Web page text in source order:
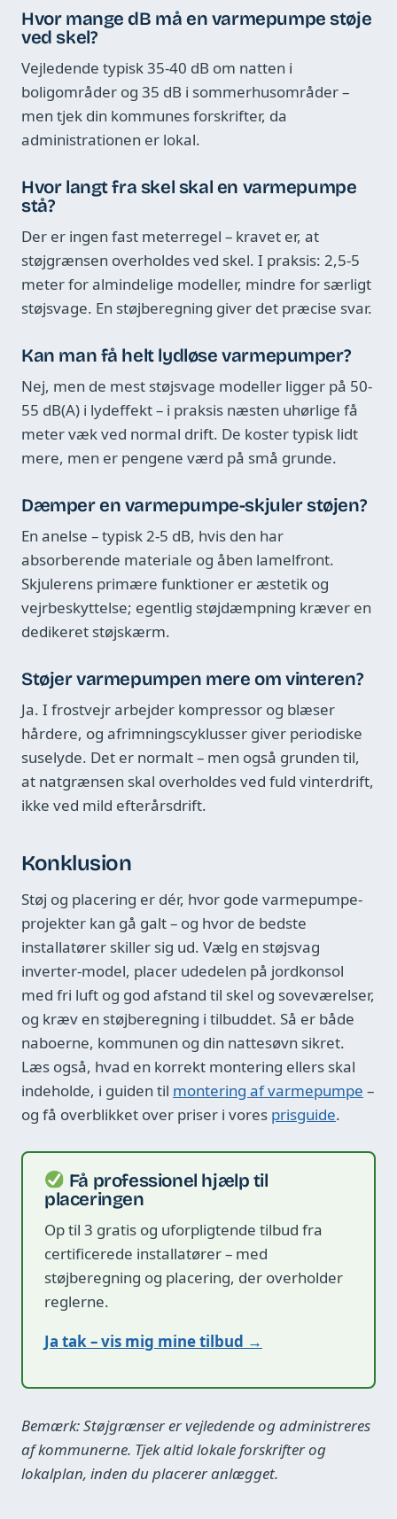
Hvor mange dB må en varmepumpe støje
ved skel?
Vejledende typisk 35-40 dB om natten i
boligområder og 35 dB i sommerhusområder –
men tjek din kommunes forskrifter, da
administrationen er lokal.
Hvor langt fra skel skal en varmepumpe
stå?
Der er ingen fast meterregel – kravet er, at
støjgrænsen overholdes ved skel. I praksis: 2,5-5
meter for almindelige modeller, mindre for særligt
støjsvage. En støjberegning giver det præcise svar.
Kan man få helt lydløse varmepumper?
Nej, men de mest støjsvage modeller ligger på 50-
55 dB(A) i lydeffekt – i praksis næsten uhørlige få
meter væk ved normal drift. De koster typisk lidt
mere, men er pengene værd på små grunde.
Dæmper en varmepumpe-skjuler støjen?
En anelse – typisk 2-5 dB, hvis den har
absorberende materiale og åben lamelfront.
Skjulerens primære funktioner er æstetik og
vejrbeskyttelse; egentlig støjdæmpning kræver en
dedikeret støjskærm.
Støjer varmepumpen mere om vinteren?
Ja. I frostvejr arbejder kompressor og blæser
hårdere, og afrimningscyklusser giver periodiske
suselyde. Det er normalt – men også grunden til,
at natgrænsen skal overholdes ved fuld vinterdrift,
ikke ved mild efterårsdrift.
Konklusion
Støj og placering er dér, hvor gode varmepumpe-
projekter kan gå galt – og hvor de bedste
installatører skiller sig ud. Vælg en støjsvag
inverter-model, placer udedelen på jordkonsol
med fri luft og god afstand til skel og soveværelser,
og kræv en støjberegning i tilbuddet. Så er både
naboerne, kommunen og din nattesøvn sikret.
Læs også, hvad en korrekt montering ellers skal
indeholde, i guiden til montering af varmepumpe –
og få overblikket over priser i vores prisguide.
Få professionel hjælp til
placeringen
Op til 3 gratis og uforpligtende tilbud fra
certificerede installatører – med
støjberegning og placering, der overholder
reglerne.
Ja tak – vis mig mine tilbud →
Bemærk: Støjgrænser er vejledende og administreres
af kommunerne. Tjek altid lokale forskrifter og
lokalplan, inden du placerer anlægget.